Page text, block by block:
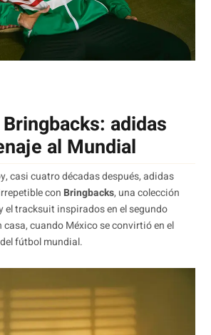
adidas
al Mundial
casi cuatro décadas después, adidas
con Bringbacks, una colección
el tracksuit inspirados en el segundo
casa, cuando México se convirtió en el
fútbol mundial.